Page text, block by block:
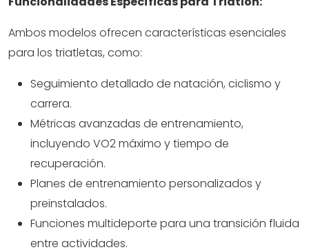
Ambos modelos ofrecen características esenciales
para los triatletas, como:
Seguimiento detallado de natación, ciclismo y
carrera.
Métricas avanzadas de entrenamiento,
incluyendo VO2 máximo y tiempo de
recuperación.
Planes de entrenamiento personalizados y
preinstalados.
Funciones multideporte para una transición fluida
entre actividades.